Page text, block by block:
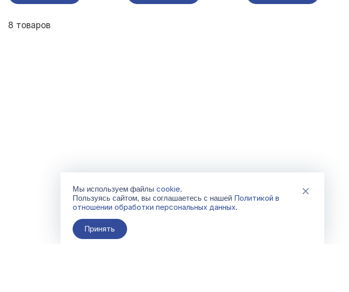
8 товаров
Мы используем файлы cookie.
Пользуясь сайтом, вы соглашаетесь с нашей Политикой в
отношении обработки персональных данных.
Принять